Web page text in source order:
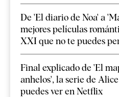
De 'El diario de Noa' a
mejores películas
XXI que no te puedes
Final explicado de 'El
anhelos', la serie de
puedes ver en Netflix